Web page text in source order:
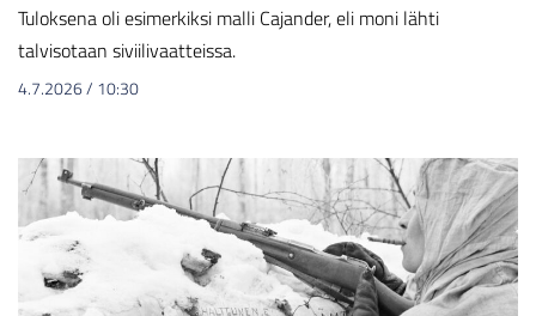
Tuloksena oli esimerkiksi malli Cajander, eli moni lähti
talvisotaan siviilivaatteissa.
4.7.2026/ 10:30